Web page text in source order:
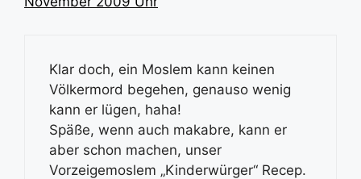
Klar doch, ein Moslem kann keinen
Völkermord begehen, genauso wenig
kann er lügen, haha!
Späße, wenn auch makabre, kann er
aber schon machen, unser
Vorzeigemoslem „Kinderwürger“ Recep.